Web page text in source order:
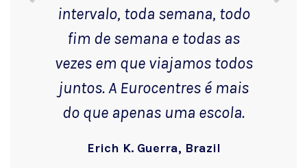
intervalo, toda semana, todo
fim de semana e todas as
vezes em que viajamos todos
juntos. A Eurocentres é mais
do que apenas uma escola.
Erich K. Guerra, Brazil